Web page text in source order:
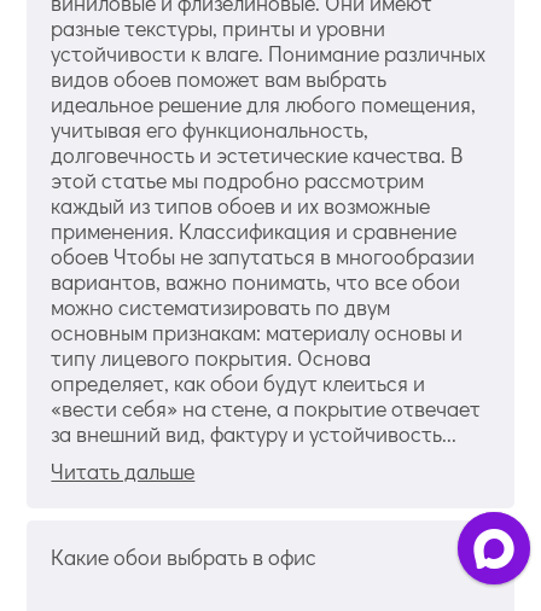
разные текстуры, принты и уровни
устойчивости к влаге. Понимание различных
видов обоев поможет вам выбрать
идеальное решение для любого помещения,
учитывая его функциональность,
долговечность и эстетические качества. В
этой статье мы подробно рассмотрим
каждый из типов обоев и их возможные
применения. Классификация и сравнение
обоев Чтобы не запутаться в многообразии
вариантов, важно понимать, что все обои
можно систематизировать по двум
основным признакам: материалу основы и
типу лицевого покрытия. Основа
определяет, как обои будут клеиться и
«вести себя» на стене, а покрытие отвечает
за внешний вид, фактуру и устойчивость...
Читать дальше
Какие обои выбрать в офис